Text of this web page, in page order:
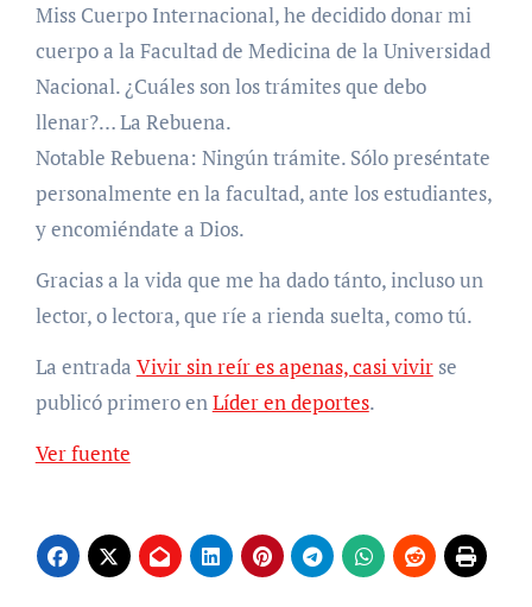
Miss Cuerpo Internacional, he decidido donar mi
cuerpo a la Facultad de Medicina de la Universidad
Nacional. ¿Cuáles son los trámites que debo
llenar?… La Rebuena.
Notable Rebuena: Ningún trámite. Sólo preséntate
personalmente en la facultad, ante los estudiantes,
y encomiéndate a Dios.
Gracias a la vida que me ha dado tánto, incluso un
lector, o lectora, que ríe a rienda suelta, como tú.
La entrada Vivir sin reír es apenas, casi vivirse
publicó primero enLíder en deportes.
Ver fuente